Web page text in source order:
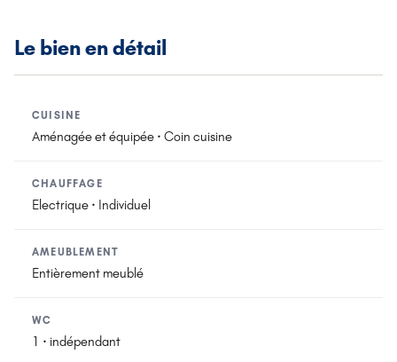
Le bien en détail
CUISINE
Aménagée et équipée · Coin cuisine
CHAUFFAGE
Electrique · Individuel
AMEUBLEMENT
Entièrement meublé
WC
1 · indépendant